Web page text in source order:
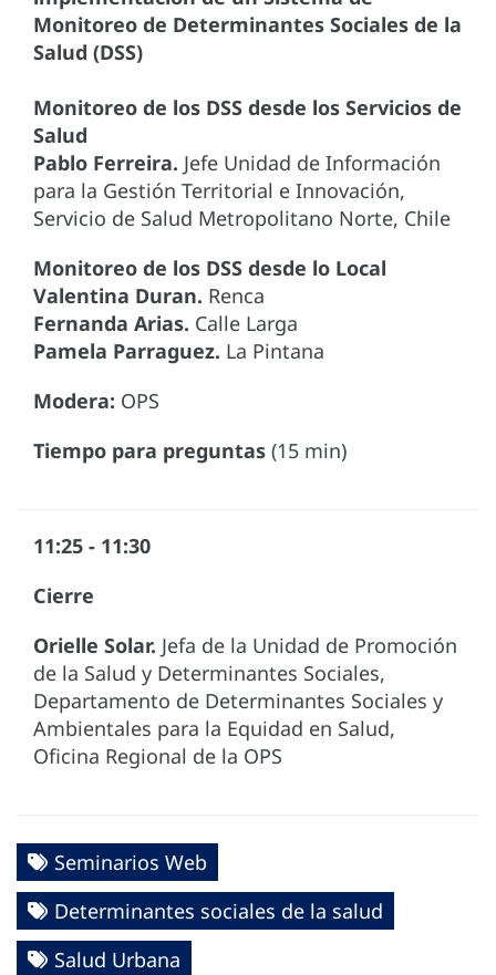
Monitoreo de Determinantes Sociales de la
Salud (DSS)
Monitoreo de los DSS desde los Servicios de
Salud
Pablo Ferreira. Jefe Unidad de Información
para la Gestión Territorial e Innovación,
Servicio de Salud Metropolitano Norte, Chile
Monitoreo de los DSS desde lo Local
Valentina Duran. Renca
Fernanda Arias. Calle Larga
Pamela Parraguez. La Pintana
Modera: OPS
Tiempo para preguntas (15 min)
11:25 - 11:30
Cierre
Orielle Solar. Jefa de la Unidad de Promoción
de la Salud y Determinantes Sociales,
Departamento de Determinantes Sociales y
Ambientales para la Equidad en Salud,
Oficina Regional de la OPS
Seminarios Web
Determinantes sociales de la salud
Salud Urbana